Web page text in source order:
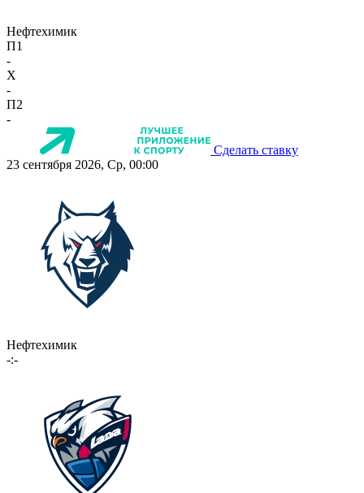
Нефтехимик
П1
-
X
-
П2
-
Сделать ставку
23 сентября 2026, Ср, 00:00
Нефтехимик
-:-